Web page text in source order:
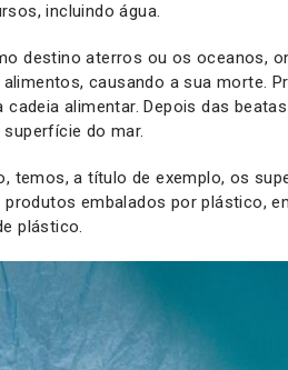
incluindo água.
destino aterros ou os oceanos,
causando a sua morte.
alimentar. Depois das
do mar.
temos, a título de exemplo, os
embalados por plástico,
plástico.